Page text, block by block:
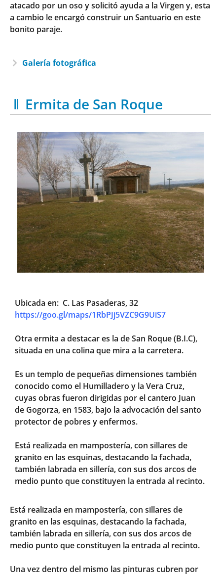
atacado por un oso y solicitó ayuda a la Virgen y, esta
a cambio le encargó construir un Santuario en este
bonito paraje.
Galería fotográfica
Ermita de San Roque
Ubicada en: C. Las Pasaderas, 32
https://goo.gl/maps/1RbPJj5VZC9G9UiS7
Otra ermita a destacar es la de San Roque (B.I.C),
situada en una colina que mira a la carretera.
Es un templo de pequeñas dimensiones también
conocido como el Humilladero y la Vera Cruz,
cuyas obras fueron dirigidas por el cantero Juan
de Gogorza, en 1583, bajo la advocación del santo
protector de pobres y enfermos.
Está realizada en mampostería, con sillares de
granito en las esquinas, destacando la fachada,
también labrada en sillería, con sus dos arcos de
medio punto que constituyen la entrada al recinto.
Está realizada en mampostería, con sillares de
granito en las esquinas, destacando la fachada,
también labrada en sillería, con sus dos arcos de
medio punto que constituyen la entrada al recinto.
Una vez dentro del mismo las pinturas cubren por